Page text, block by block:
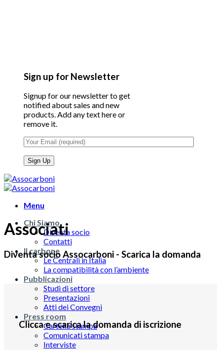
Sign up for Newsletter
Signup for our newsletter to get
notified about sales and new
products. Add any text here or
remove it.
Menu
Chi Siamo
Diventa socio
Contatti
Il carbone
Le Centrali in Italia
La compatibilità con l’ambiente
Pubblicazioni
Studi di settore
Presentazioni
Atti dei Convegni
Press room
Cartella stampa
Comunicati stampa
Interviste
Associati
Diventa socio Assocarboni - Scarica la domanda
Clicca e scarica la domanda di iscrizione